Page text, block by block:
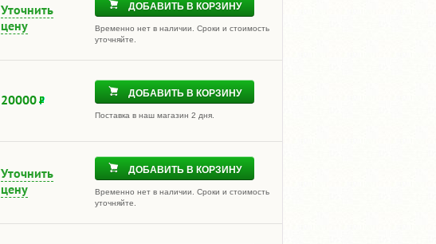
Уточнить
цену
ДОБАВИТЬ В КОРЗИНУ
Временно нет в наличии. Сроки и стоимость
уточняйте.
20000 ДОБАВИТЬ В КОРЗИНУ
Поставка в наш магазин 2 дня.
Уточнить
цену
ДОБАВИТЬ В КОРЗИНУ
Временно нет в наличии. Сроки и стоимость
уточняйте.